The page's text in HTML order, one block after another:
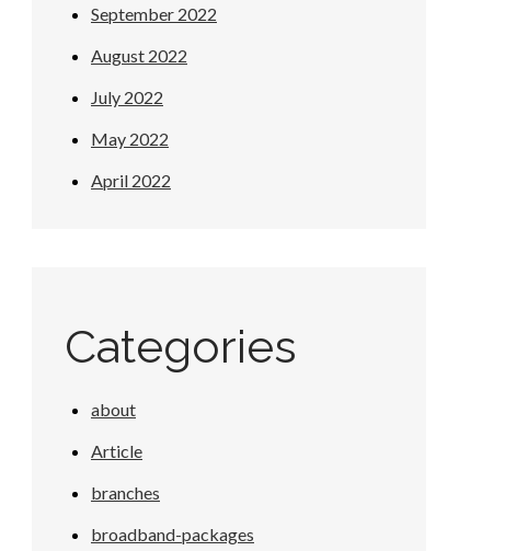
September 2022
August 2022
July 2022
May 2022
April 2022
Categories
about
Article
branches
broadband-packages